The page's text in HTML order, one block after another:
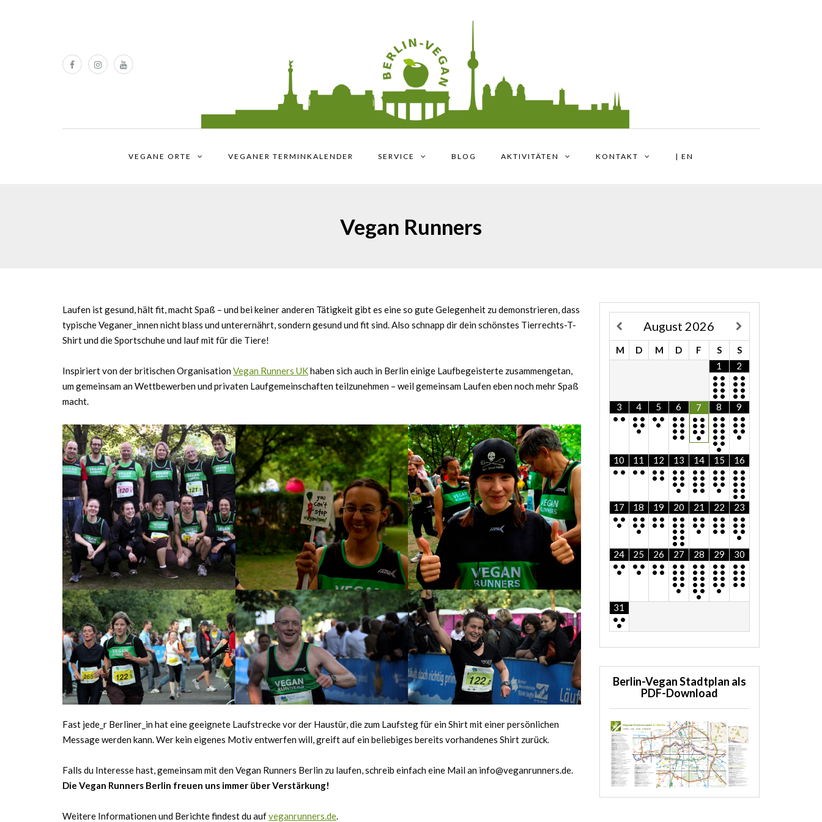
VEGANE ORTE VEGANER TERMINKALENDER SERVICE BLOG AKTIVITÄTEN KONTAKT | EN
Vegan Runners
Laufen ist gesund, hält fit, macht Spaß – und bei keiner anderen Tätigkeit gibt es eine so gute Gelegenheit zu demonstrieren, dass
typische Veganer_innen nicht blass und unterernährt, sondern gesund und fit sind. Also schnapp dir dein schönstes Tierrechts-T-
Shirt und die Sportschuhe und lauf mit für die Tiere!
Inspiriert von der britischen OrganisationVegan Runners UKhaben sich auch in Berlin einige Laufbegeisterte zusammengetan,
um gemeinsam an Wettbewerben und privaten Laufgemeinschaften teilzunehmen – weil gemeinsam Laufen eben noch mehr Spaß
macht.
Fast jede_r Berliner_in hat eine geeignete Laufstrecke vor der Haustür, die zum Laufsteg für ein Shirt mit einer persönlichen
Message werden kann. Wer kein eigenes Motiv entwerfen will, greift auf ein beliebiges bereits vorhandenes Shirt zurück.
Falls du Interesse hast, gemeinsam mit den Vegan Runners Berlin zu laufen, schreib einfach eine Mail an info@veganrunners.de.
Die Vegan Runners Berlin freuen uns immer über Verstärkung!
Weitere Informationen und Berichte findest du aufveganrunners.de.
August 2026
M D M D F S
S
1
• •
• •
• •
• •
2
• •
• •
• •
• •
3
• •
4
• •
• •
•
5
• •
•
6
• •
• •
• •
• •
7
• •
• •
• •
•
8
• •
• •
• •
• •
• •
•
9
• •
• •
• •
•
10
• •
11
• •
12
• •
• •
13
• •
• •
• •
•
14
• •
• •
• •
• •
15
• •
• •
• •
•
16
• •
• •
• •
• •
• •
17
• •
•
18
• •
• •
•
19
• •
• •
20
• •
• •
• •
• •
• •
21
• •
• •
•
22
• •
• •
• •
23
• •
• •
• •
•
24
• •
•
25
• •
•
26
• •
• •
27
• •
• •
• •
• •
•
28
• •
• •
• •
• •
• •
•
29
• •
• •
• •
• •
•
30
• •
• •
• •
• •
31
• •
•
Berlin-Vegan Stadtplan als
PDF-Download